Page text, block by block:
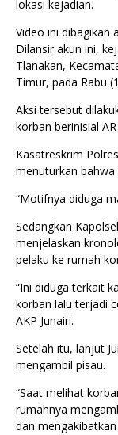
lokasi kejadian.
Video ini dibagikan
Dilansir akun ini,
Tlanakan,
Timur, pada Rabu
Aksi tersebut
korban berinisial
Kasatreskrim
menuturkan bahwa
“Motifnya diduga
Sedangkan
menjelaskan
pelaku ke rumah
“Ini diduga terkait
korban lalu terjadi
AKP Junairi.
Setelah itu, lanjut
mengambil pisau.
“Saat melihat
rumahnya
dan